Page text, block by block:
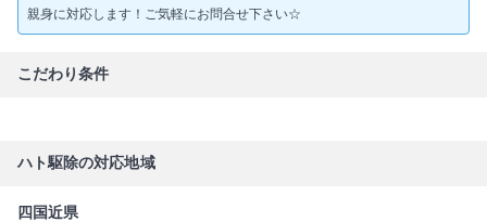
親身に対応します！ご気軽にお問合せ下さい☆
こだわり条件
ハト駆除の対応地域
四国近県